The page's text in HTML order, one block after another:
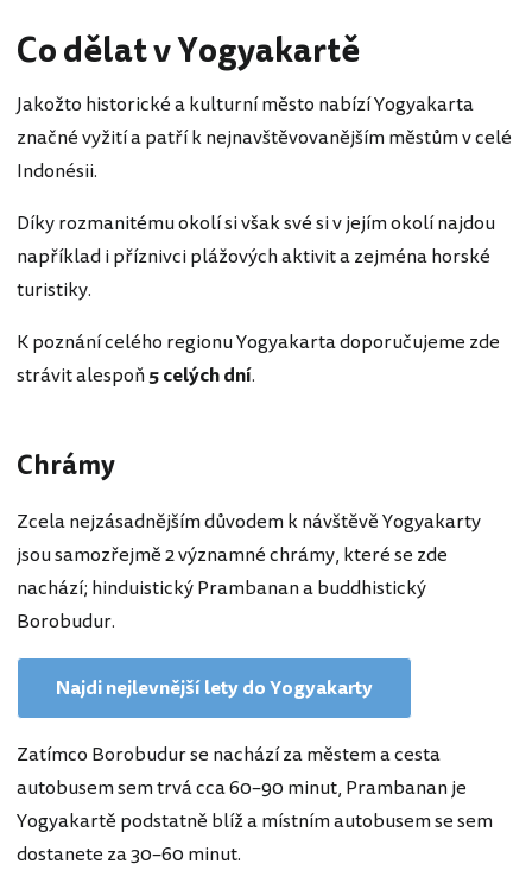
Co dělat v Yogyakartě
Jakožto historické a kulturní město nabízí Yogyakarta
značné vyžití a patří k nejnavštěvovanějším městům v celé
Indonésii.
Díky rozmanitému okolí si však své si v jejím okolí najdou
například i příznivci plážových aktivit a zejména horské
turistiky.
K poznání celého regionu Yogyakarta doporučujeme zde
strávit alespoň5 celých dní.
Chrámy
Zcela nejzásadnějším důvodem k návštěvě Yogyakarty
jsou samozřejmě 2 významné chrámy, které se zde
nachází; hinduistický Prambanan a buddhistický
Borobudur.
Najdi nejlevnější lety do Yogyakarty
Zatímco Borobudur se nachází za městem a cesta
autobusem sem trvá cca 60–90 minut, Prambanan je
Yogyakartě podstatně blíž a místním autobusem se sem
dostanete za 30–60 minut.